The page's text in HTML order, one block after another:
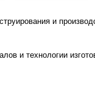
и
и технологии